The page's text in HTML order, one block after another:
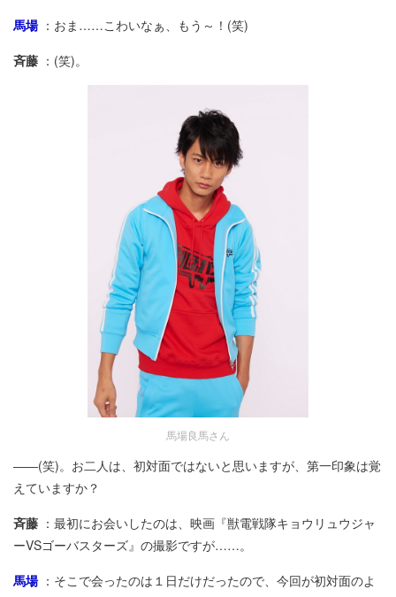
馬場 ：おま……こわいなぁ、もう～！(笑)
斉藤 ：(笑)。
馬場良馬さん
――(笑)。お二人は、初対面ではないと思いますが、第一印象は覚
えていますか？
斉藤 ：最初にお会いしたのは、映画『獣電戦隊キョウリュウジャ
ーVSゴーバスターズ』の撮影ですが……。
馬場：そこで会ったのは１日だけだったので、今回が初対面のよ